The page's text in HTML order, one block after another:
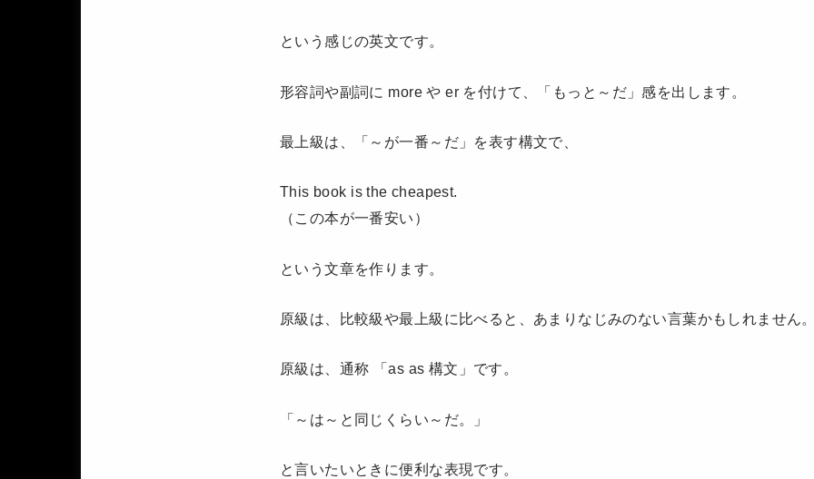
という感じの英文です。
形容詞や副詞に more や er を付けて、「もっと～だ」感を出します。
最上級は、「～が一番～だ」を表す構文で、
This book is the cheapest.
（この本が一番安い）
という文章を作ります。
原級は、比較級や最上級に比べると、あまりなじみのない言葉かもしれません
原級は、通称 「as as 構文」です。
「～は～と同じくらい～だ。」
と言いたいときに便利な表現です。